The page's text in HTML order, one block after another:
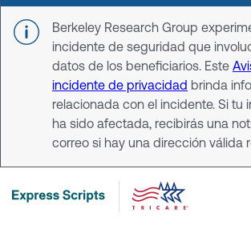
Skip to main content
Berkeley Research Group
incidente de seguridad que
datos de los beneficiarios. Este
incidente de privacidad brinda
relacionada con el incidente. Si tu
ha sido afectada, recibirás una
correo si hay una dirección válida